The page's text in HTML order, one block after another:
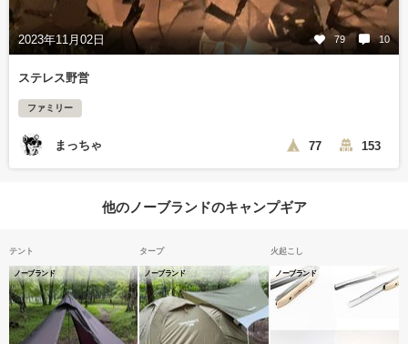
2023年11月02日 79 10
ステレス野営
ファミリー
まっちゃ 77 153
他のノーブランドのキャンプギア
テント
ノーブランド
タープ
ノーブランド
火起こし
ノーブランド